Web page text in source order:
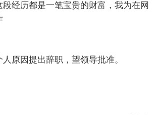
段经历都是一笔宝贵的财富，我为在网
原因提出辞职，望领导批准。